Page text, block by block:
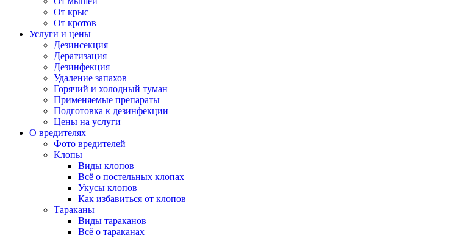
От крыс
От кротов
Услуги и цены
Дезинсекция
Дератизация
Дезинфекция
Удаление запахов
Горячий и холодный туман
Применяемые препараты
Подготовка к дезинфекции
Цены на услуги
О вредителях
Фото вредителей
Клопы
Виды клопов
Всё о постельных клопах
Укусы клопов
Как избавиться от клопов
Тараканы
Виды тараканов
Всё о тараканах